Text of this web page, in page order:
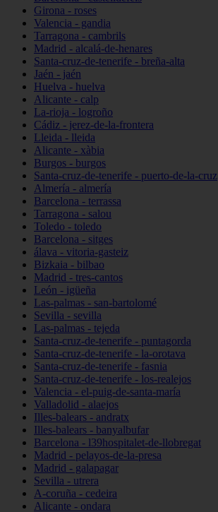
Girona - roses
Valencia - gandia
Tarragona - cambrils
Madrid - alcalá-de-henares
Santa-cruz-de-tenerife - breña-alta
Jaén - jaén
Huelva - huelva
Alicante - calp
La-rioja - logroño
Cádiz - jerez-de-la-frontera
Lleida - lleida
Alicante - xàbia
Burgos - burgos
Santa-cruz-de-tenerife - puerto-de-la-cruz
Almería - almería
Barcelona - terrassa
Tarragona - salou
Toledo - toledo
Barcelona - sitges
álava - vitoria-gasteiz
Bizkaia - bilbao
Madrid - tres-cantos
León - igüeña
Las-palmas - san-bartolomé
Sevilla - sevilla
Las-palmas - tejeda
Santa-cruz-de-tenerife - puntagorda
Santa-cruz-de-tenerife - la-orotava
Santa-cruz-de-tenerife - fasnia
Santa-cruz-de-tenerife - los-realejos
Valencia - el-puig-de-santa-maría
Valladolid - alaejos
Illes-balears - andratx
Illes-balears - banyalbufar
Barcelona - l39hospitalet-de-llobregat
Madrid - pelayos-de-la-presa
Madrid - galapagar
Sevilla - utrera
A-coruña - cedeira
Alicante - ondara